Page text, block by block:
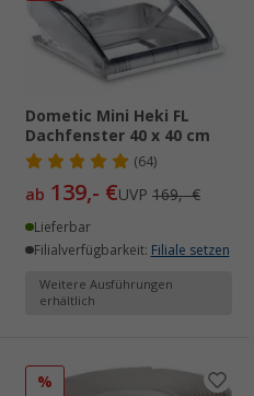
Dometic Mini Heki FL
Dachfenster 40 x 40 cm
(64)
ab 139,- €UVP 169,- €
Lieferbar
Filialverfügbarkeit: Filiale setzen
Weitere Ausführungen
erhältlich
%